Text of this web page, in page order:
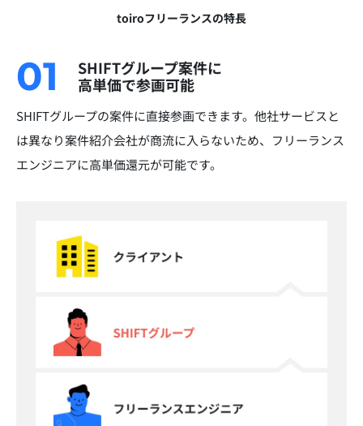
toiroフリーランスの特長
01
SHIFTグループ案件に
高単価で参画可能
SHIFTグループの案件に直接参画できます。他社サービスと
は異なり案件紹介会社が商流に入らないため、フリーランス
エンジニアに高単価還元が可能です。​​